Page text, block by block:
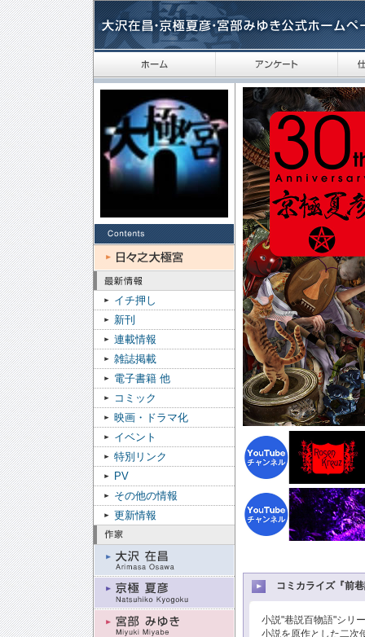
イチ押し
新刊
連載情報
雑誌掲載
電子書籍 他
コミック
映画・ドラマ化
イベント
特別リンク
PV
その他の情報
更新情報
コミカライズ『前
小説"巷説百物語"シリ
小説を原作とした二次